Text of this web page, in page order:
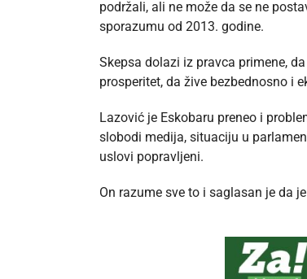
podržali, ali ne može da se ne
sporazumu od 2013. godine.
Skepsa dolazi iz pravca primene,
prosperitet, da žive bezbednosno i
Lazović je Eskobaru preneo i
slobodi medija, situaciju u
uslovi popravljeni.
On razume sve to i saglasan je da